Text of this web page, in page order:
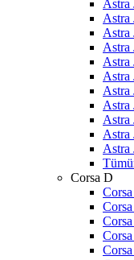
Astra
Astra
Astra
Astra
Astra
Astra
Astra
Astra
Astra
Astra
Astra
Corsa D